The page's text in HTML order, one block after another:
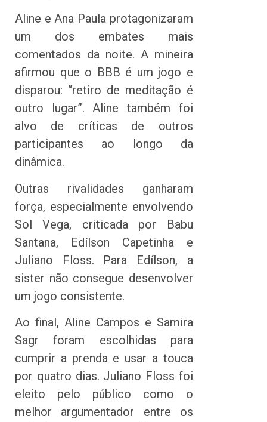
Aline e Ana Paula protagonizaram
um dos embates mais
comentados da noite. A mineira
afirmou que o BBB é um jogo e
disparou: “retiro de meditação é
outro lugar”. Aline também foi
alvo de críticas de outros
participantes ao longo da
dinâmica.
Outras rivalidades ganharam
força, especialmente envolvendo
Sol Vega, criticada por Babu
Santana, Edílson Capetinha e
Juliano Floss. Para Edílson, a
sister não consegue desenvolver
um jogo consistente.
Ao final, Aline Campos e Samira
Sagr foram escolhidas para
cumprir a prenda e usar a touca
por quatro dias. Juliano Floss foi
eleito pelo público como o
melhor argumentador entre os